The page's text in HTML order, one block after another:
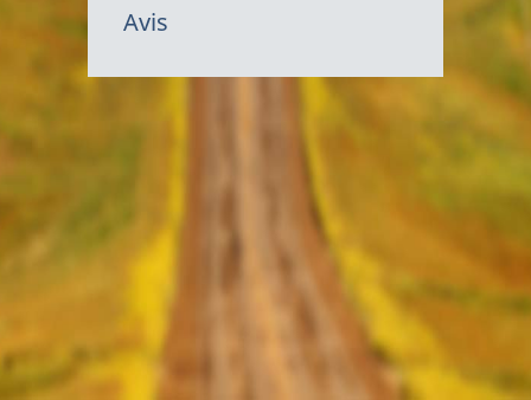
Avis
Canada